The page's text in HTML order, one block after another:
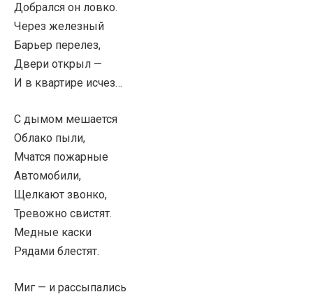
Добрался он ловко.
Через железный
Барьер перелез,
Двери открыл —
И в квартире исчез…
С дымом мешается
Облако пыли,
Мчатся пожарные
Автомобили,
Щелкают звонко,
Тревожно свистят.
Медные каски
Рядами блестят.
Миг — и рассыпались